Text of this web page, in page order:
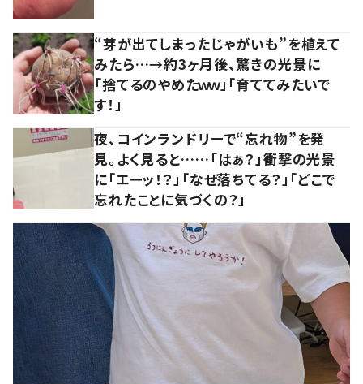
“芽が出てしまったじゃがいも”を植えて
みたら…→約3ヶ月後、驚きの光景に
「捨てるのやめたｗｗ」「育ててみたいで
す！」
夜、コインランドリーで“忘れ物”を発
見。よく見ると……「はぁ？」衝撃の光景
に「エーッ！？」「なぜ落ちてる？」「どこで
忘れたことに気づくの？」